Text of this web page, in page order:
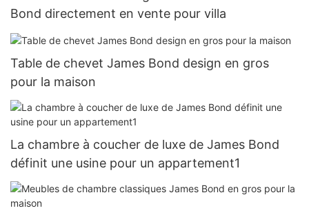
Bond directement en vente pour villa
Table de chevet James Bond design en gros
pour la maison
La chambre à coucher de luxe de James Bond
définit une usine pour un appartement1